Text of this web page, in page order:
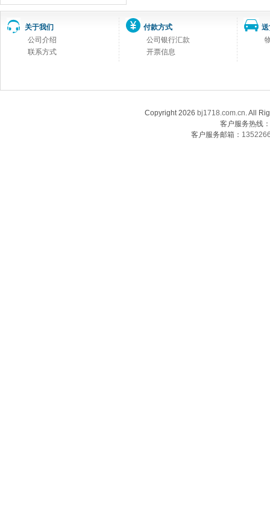
关于我们
公司介绍
联系方式
付款方式
公司银行汇款
开票信息
Copyright 2026 bj1718.com.cn. All
客户服务热线
客户服务邮箱：